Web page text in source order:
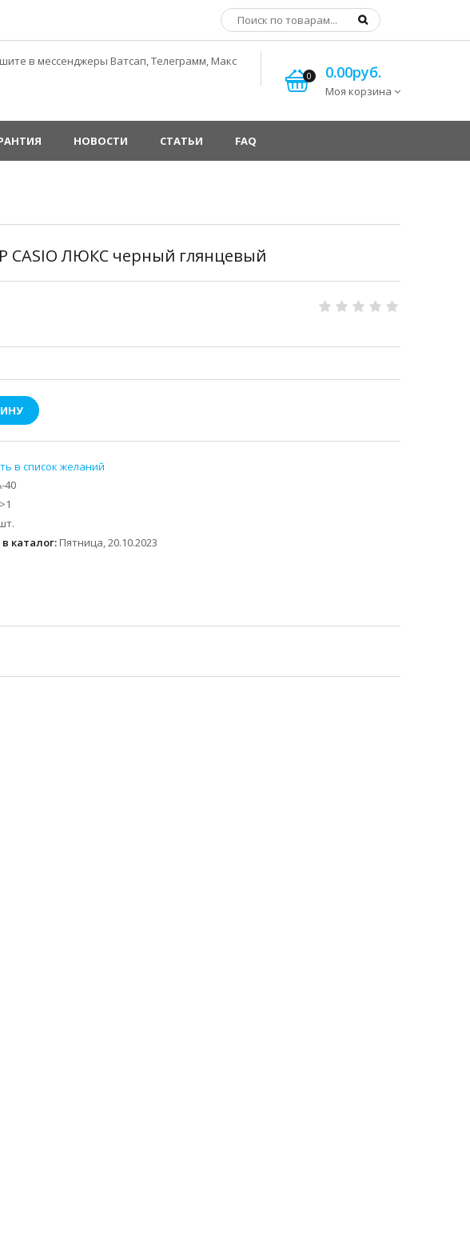
в мессенджеры Ватсап, Телеграмм, Макс
0 0.00руб.
Моя корзина
НОВОСТИ СТАТЬИ FAQ
CASIO ЛЮКС черный глянцевый
40
>1
каталог: Пятница, 20.10.2023